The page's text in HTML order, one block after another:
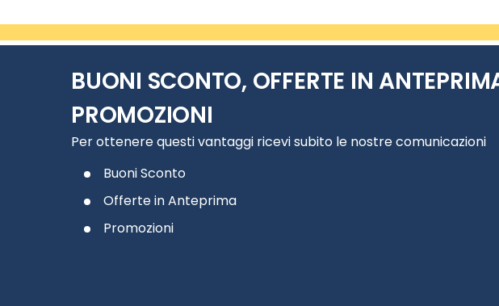
BUONI SCONTO, OFFERTE IN
PROMOZIONI
Per ottenere questi vantaggi ricevi subito le nostre comunicazioni
Buoni Sconto
Offerte in Anteprima
Promozioni